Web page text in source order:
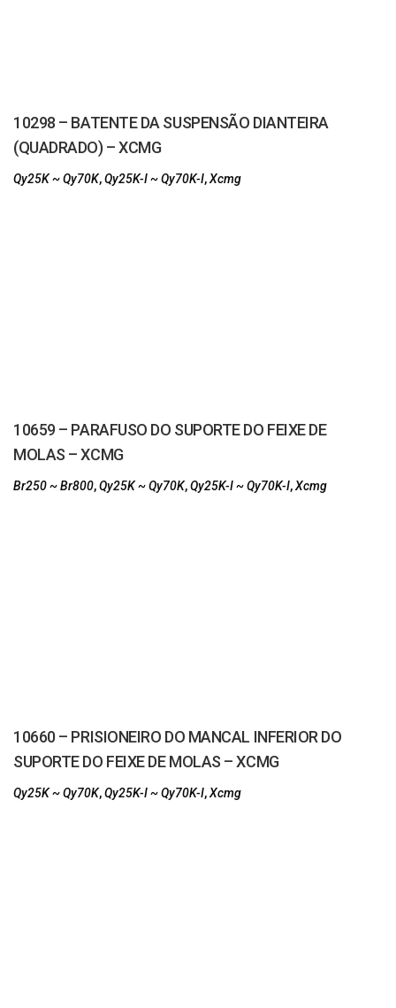
10298 – BATENTE DA SUSPENSÃO DIANTEIRA
(QUADRADO) – XCMG
Qy25K ~ Qy70K,Qy25K-I ~ Qy70K-I,Xcmg
10659 – PARAFUSO DO SUPORTE DO FEIXE DE
MOLAS – XCMG
Br250 ~ Br800,Qy25K ~ Qy70K,Qy25K-I ~ Qy70K-I,Xcmg
10660 – PRISIONEIRO DO MANCAL INFERIOR DO
SUPORTE DO FEIXE DE MOLAS – XCMG
Qy25K ~ Qy70K,Qy25K-I ~ Qy70K-I,Xcmg